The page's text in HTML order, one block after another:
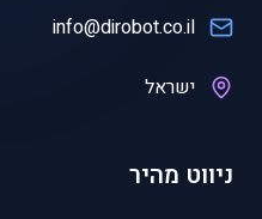
info@dirobot.co.il
ישראל
ניווט מהיר